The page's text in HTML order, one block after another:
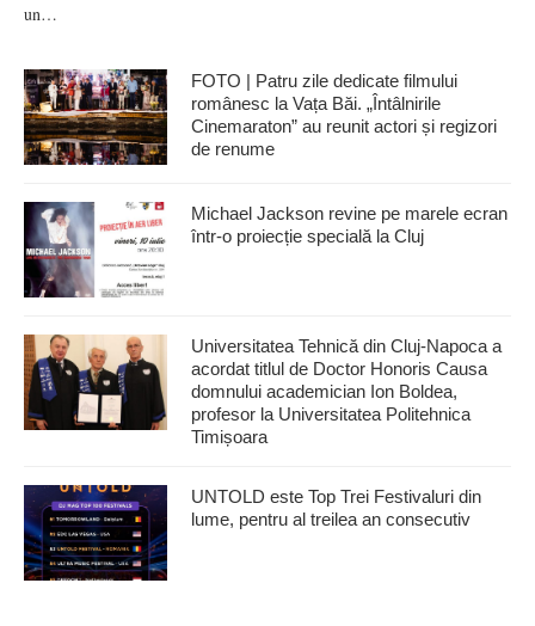
un…
FOTO | Patru zile dedicate filmului
românesc la Vața Băi. „Întâlnirile
Cinemaraton” au reunit actori și regizori
de renume
Michael Jackson revine pe marele ecran
într-o proiecție specială la Cluj
Universitatea Tehnică din Cluj-Napoca a
acordat titlul de Doctor Honoris Causa
domnului academician Ion Boldea,
profesor la Universitatea Politehnica
Timișoara
UNTOLD este Top Trei Festivaluri din
lume, pentru al treilea an consecutiv